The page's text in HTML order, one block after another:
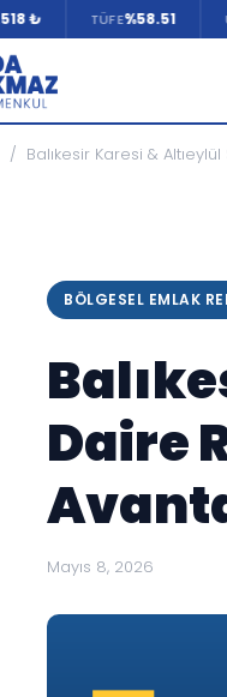
%58.51
/ Balıkesir Karesi &
BÖLGESEL EMLAK
Daire
Mayıs 8, 2026